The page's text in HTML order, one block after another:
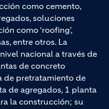
como cemento,
soluciones
como ‘roofing’,
entre otros. La
nacional a través de
de concreto
de pretratamiento de
de agregados, 1 planta
la construcción; su